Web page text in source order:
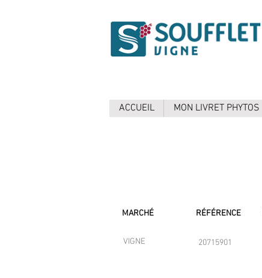
ACCUEIL MON LIVRET PHYTOS
MARCHÉ RÉFÉRENCE
VIGNE 20715901